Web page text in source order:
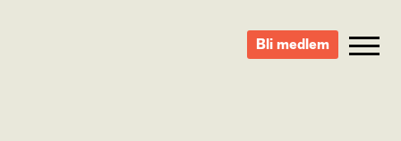
Bli medlem